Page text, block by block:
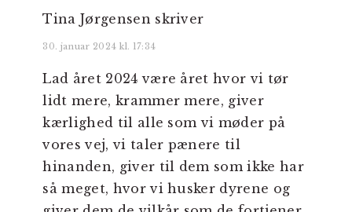
Tina Jørgensen skriver
30. januar 2024 kl. 17:34
Lad året 2024 være året hvor vi tør
lidt mere, krammer mere, giver
kærlighed til alle som vi møder på
vores vej, vi taler pænere til
hinanden, giver til dem som ikke har
så meget, hvor vi husker dyrene og